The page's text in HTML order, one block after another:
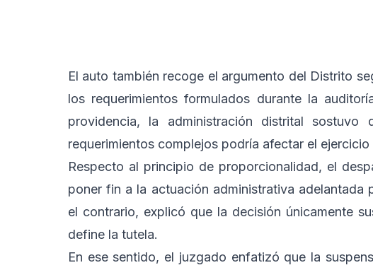
El auto también recoge el argumento del Distrito
los requerimientos formulados durante la
providencia, la administración distrital
requerimientos complejos podría afectar el
Respecto al principio de proporcionalidad, el
poner fin a la actuación administrativa adelantada
el contrario, explicó que la decisión únicamente
define la tutela.
En ese sentido, el juzgado enfatizó que la